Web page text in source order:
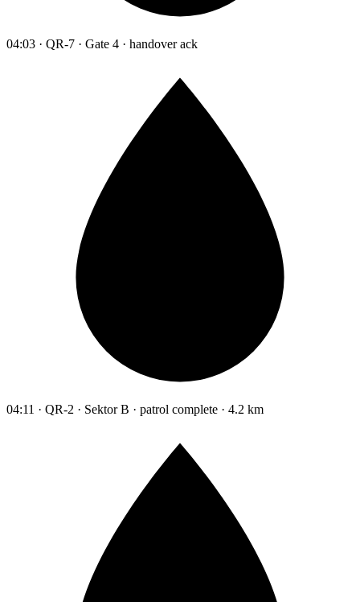
04:03 · QR-7 · Gate 4 · handover ack
04:11 · QR-2 · Sektor B · patrol complete · 4.2 km